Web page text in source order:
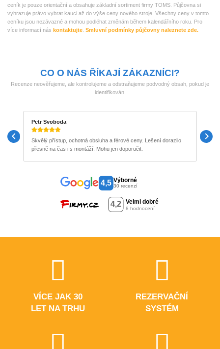
ceník je pouze orientační a obsahuje základní sortiment firmy TOMS. Půjčovna si
vyhrazuje právo vybrat kauci až do výše ceny nového stroje. Všechny ceny v tomto
ceníku jsou nezávazné a mohou podléhat změnám během kalendářního roku. Pro
více informací nás kontaktujte Smluvní podmínky půjčovny naleznete zde.
CO O NÁS ŘÍKAJÍ ZÁKAZNÍCI?
Recenze neověřujeme, ale kontrolujeme a odstraňujeme podvodný obsah, pokud je
identifikován.
Petr Svoboda
Skvělý přístup, ochotná obsluha a férové ceny. Lešení dorazilo
přesně na čas i s montáží. Mohu jen doporučit.
4,5 Výborné
30 recenzí
VÍCE JAK 30
LET NA TRHU
REZERVAČNÍ
SYSTÉM